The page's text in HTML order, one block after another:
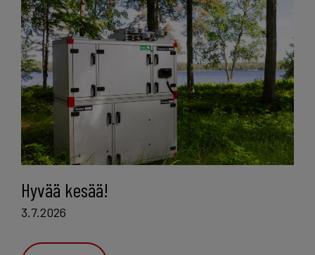
Hyvää kesää!
3.7.2026